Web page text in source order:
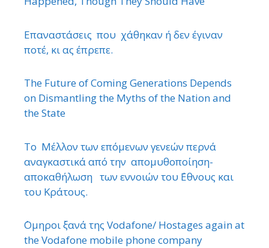
Επαναστάσεις που χάθηκαν ή δεν έγιναν
ποτέ, κι ας έπρεπε.
The Future of Coming Generations Depends
on Dismantling the Myths of the Nation and
the State
Το Μέλλον των επόμενων γενεών περνά
αναγκαστικά από την απομυθοποίηση-
αποκαθήλωση των εννοιών του ΄Εθνους και
του Κράτους.
΄Ομηροι ξανά της Vodafone/ Hostages again at
the Vodafone mobile phone company